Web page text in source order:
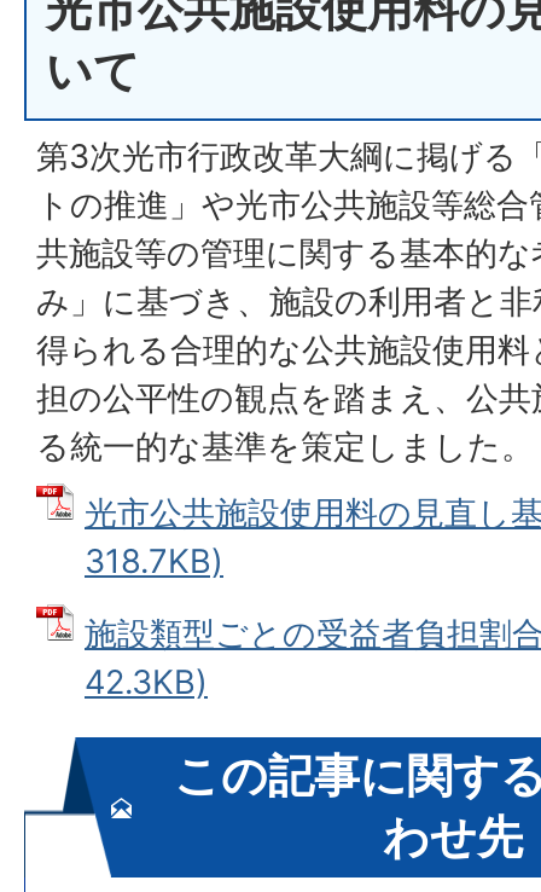
いて
第3次光市行政改革大綱に掲げる
トの推進」や光市公共施設等総
共施設等の管理に関する基本的
み」に基づき、施設の利用者と
得られる合理的な公共施設使用
担の公平性の観点を踏まえ、公
る統一的な基準を策定しました。
光市公共施設使用料の見直し
318.7KB)
施設類型ごとの受益者負担割
42.3KB)
この記事に関す
わせ先